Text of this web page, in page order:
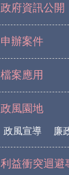
政府資訊公開
申辦案件
檔案應用
政風園地
政風宣導 廉
利益衝突迴避